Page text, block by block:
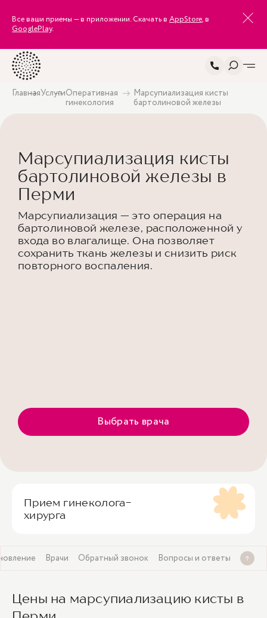
Все ваши приемы — в приложении. Скачать в AppStore, в
GooglePlay.
ГлавнаяУслугиОперативная
гинекология
Марсупиализация кисты
бартолиновой железы
Марсупиализация кисты
бартолиновой железы в
Перми
Марсупиализация — это операция на
бартолиновой железе, расположенной у
входа во влагалище. Она позволяет
сохранить ткань железы и снизить риск
повторного воспаления.
Выбрать врача
Прием гинеколога-
хирурга
Врачи Обратный звонок Вопросы и ответы
Цены на марсупиализацию кисты в